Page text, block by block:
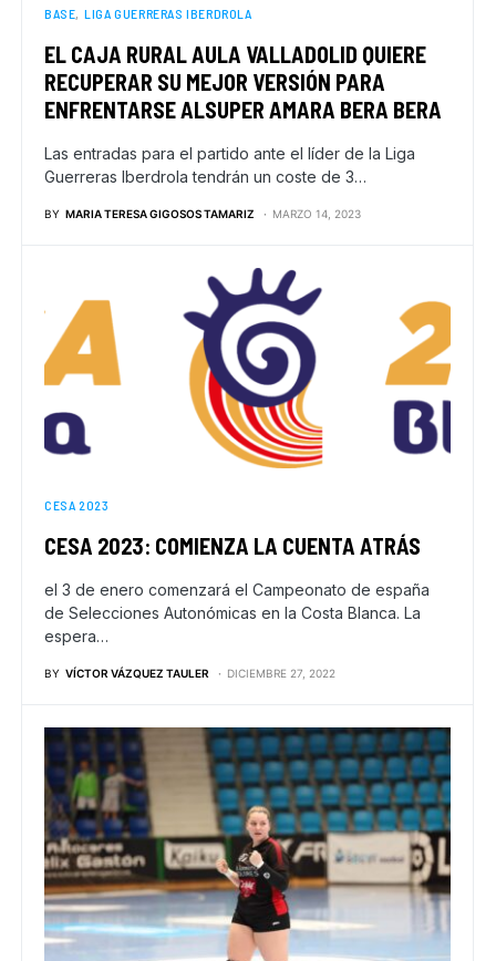
BASE LIGA GUERRERAS IBERDROLA
EL CAJA RURAL AULA VALLADOLID QUIERE
RECUPERAR SU MEJOR VERSIÓN PARA
ENFRENTARSE ALSUPER AMARA BERA BERA
Las entradas para el partido ante el líder de la Liga
Guerreras Iberdrola tendrán un coste de 3…
BY MARIA TERESA GIGOSOS TAMARIZ MARZO 14, 2023
CESA 2023
CESA 2023: COMIENZA LA CUENTA ATRÁS
el 3 de enero comenzará el Campeonato de españa
de Selecciones Autonómicas en la Costa Blanca. La
espera…
BY VÍCTOR VÁZQUEZ TAULER DICIEMBRE 27, 2022